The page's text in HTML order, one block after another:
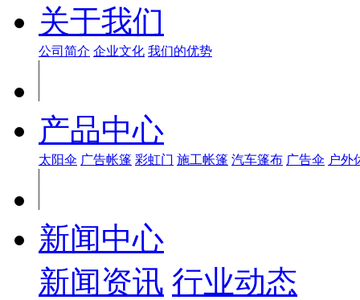
关于我们
公司简介 企业文化 我们的优势
产品中心
太阳伞 广告帐篷 彩虹门 施工帐篷 汽车篷布 广告伞 户外
新闻中心
新闻资讯 行业动态